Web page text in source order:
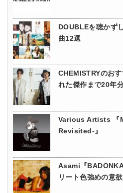
DOUBLEを聴かず
曲12選
CHEMISTRYのお
れた傑作まで20年
Various Artists
Revisited-』
Asami『
リート色強めの意